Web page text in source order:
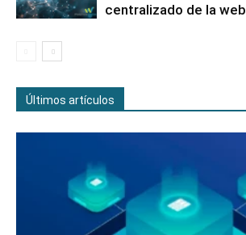
centralizado de la web
Últimos artículos